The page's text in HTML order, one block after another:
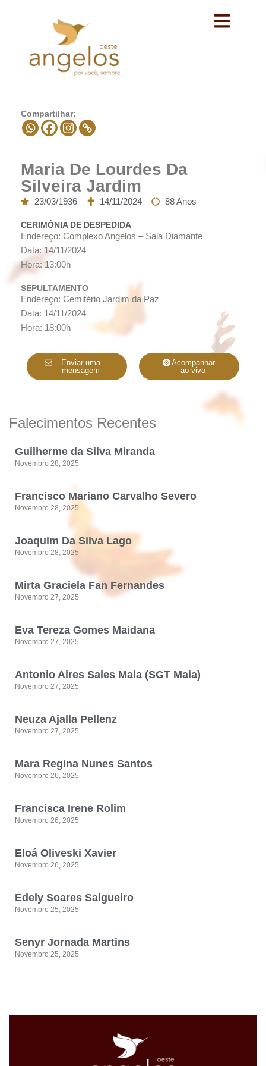
Compartilhar:
Maria De Lourdes Da
Silveira Jardim
23/03/1936 14/11/2024 88 Anos
CERIMÔNIA DE DESPEDIDA
Endereço: Complexo Angelos – Sala Diamante
Data: 14/11/2024
Hora: 13:00h
SEPULTAMENTO
Endereço: Cemitério Jardim da Paz
Data: 14/11/2024
Hora: 18:00h
Enviar uma
mensagem
Acompanhar
ao vivo
Falecimentos Recentes
Guilherme da Silva Miranda
Novembro 28, 2025
Francisco Mariano Carvalho Severo
Novembro 28, 2025
Joaquim Da Silva Lago
Novembro 28, 2025
Mirta Graciela Fan Fernandes
Novembro 27, 2025
Eva Tereza Gomes Maidana
Novembro 27, 2025
Antonio Aires Sales Maia (SGT Maia)
Novembro 27, 2025
Neuza Ajalla Pellenz
Novembro 27, 2025
Mara Regina Nunes Santos
Novembro 26, 2025
Francisca Irene Rolim
Novembro 26, 2025
Eloá Oliveski Xavier
Novembro 26, 2025
Edely Soares Salgueiro
Novembro 25, 2025
Senyr Jornada Martins
Novembro 25, 2025